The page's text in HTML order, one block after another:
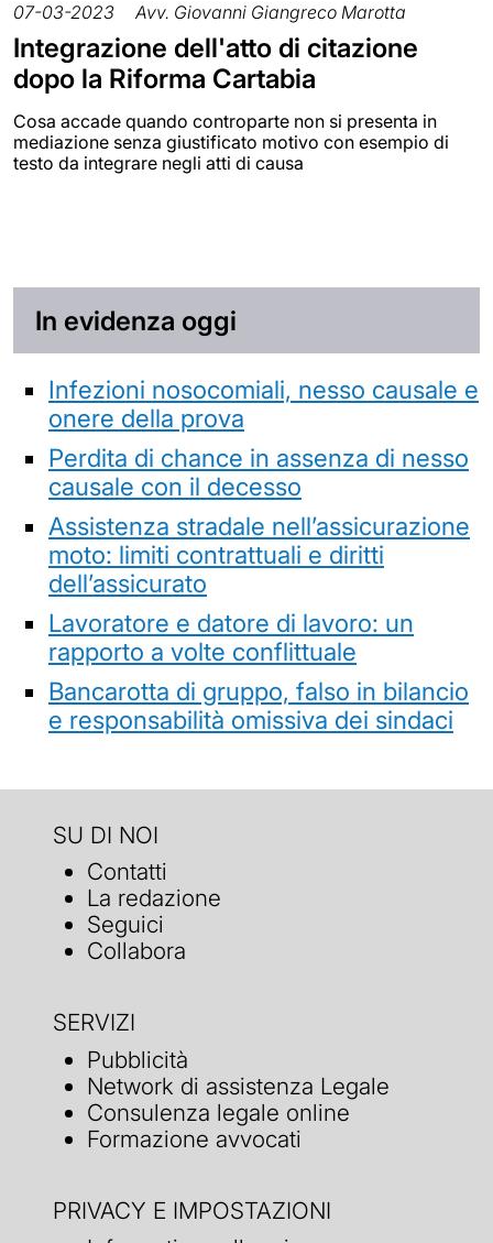
07-03-2023 Avv. Giovanni Giangreco Marotta
Integrazione dell'atto di citazione
dopo la Riforma Cartabia
Cosa accade quando controparte non si presenta in
mediazione senza giustificato motivo con esempio di
testo da integrare negli atti di causa
In evidenza oggi
Infezioni nosocomiali, nesso causale e
onere della prova
Perdita di chance in assenza di nesso
causale con il decesso
Assistenza stradale nell’assicurazione
moto: limiti contrattuali e diritti
dell’assicurato
Lavoratore e datore di lavoro: un
rapporto a volte conflittuale
Bancarotta di gruppo, falso in bilancio
e responsabilità omissiva dei sindaci
SU DI NOI
Contatti
La redazione
Seguici
Collabora
SERVIZI
Pubblicità
Network di assistenza Legale
Consulenza legale online
Formazione avvocati
PRIVACY E IMPOSTAZIONI